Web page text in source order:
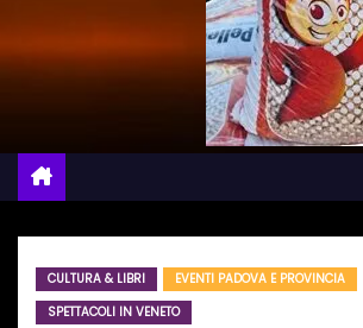
CULTURA & LIBRI
EVENTI PADOVA E PROVINCIA
SPETTACOLI IN VENETO